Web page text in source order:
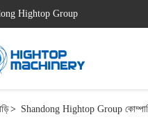
Hightop Group
> Shandong Hightop Group